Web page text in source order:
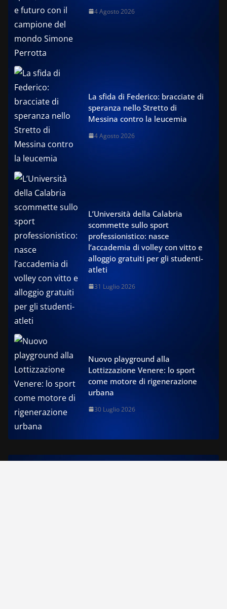
4 Agosto 2026
La sfida di Federico: bracciate di
speranza nello Stretto di
Messina contro la leucemia
4 Agosto 2026
L’Università della Calabria
scommette sullo sport
professionistico: nasce
l’accademia di volley con vitto e
alloggio gratuiti per gli studenti-
atleti
31 Luglio 2026
Nuovo playground alla
Lottizzazione Venere: lo sport
come motore di rigenerazione
urbana
30 Luglio 2026